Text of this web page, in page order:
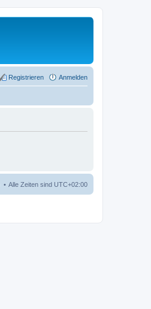
Anmelden
Registrieren
Alle Zeiten sind UTC+02:00